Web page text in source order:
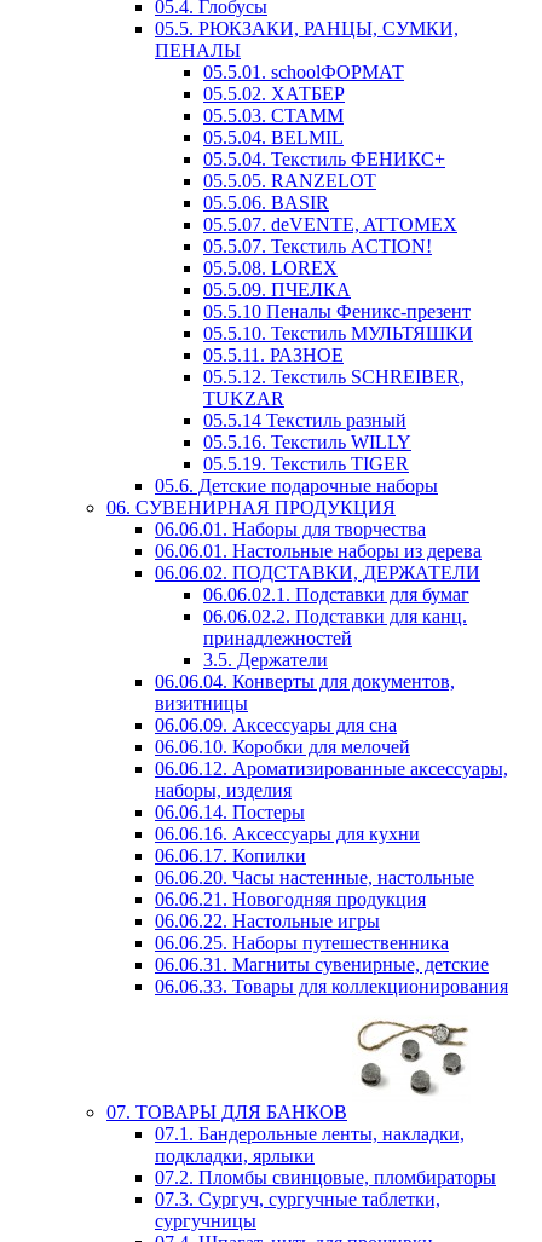
05.4. Глобусы
05.5. РЮКЗАКИ, РАНЦЫ, СУМКИ,
ПЕНАЛЫ
05.5.01. schoolФОРМАТ
05.5.02. ХАТБЕР
05.5.03. СТАММ
05.5.04. BELMIL
05.5.04. Текстиль ФЕНИКС+
05.5.05. RANZELOT
05.5.06. BASIR
05.5.07. deVENTE, ATTOMEX
05.5.07. Текстиль ACTION!
05.5.08. LOREX
05.5.09. ПЧЕЛКА
05.5.10 Пеналы Феникс-презент
05.5.10. Текстиль МУЛЬТЯШКИ
05.5.11. РАЗНОЕ
05.5.12. Текстиль SCHREIBER,
TUKZAR
05.5.14 Текстиль разный
05.5.16. Текстиль WILLY
05.5.19. Текстиль TIGER
05.6. Детские подарочные наборы
06. СУВЕНИРНАЯ ПРОДУКЦИЯ
06.06.01. Наборы для творчества
06.06.01. Настольные наборы из дерева
06.06.02. ПОДСТАВКИ, ДЕРЖАТЕЛИ
06.06.02.1. Подставки для бумаг
06.06.02.2. Подставки для канц.
принадлежностей
3.5. Держатели
06.06.04. Конверты для документов,
визитницы
06.06.09. Аксессуары для сна
06.06.10. Коробки для мелочей
06.06.12. Ароматизированные аксессуары,
наборы, изделия
06.06.14. Постеры
06.06.16. Аксессуары для кухни
06.06.17. Копилки
06.06.20. Часы настенные, настольные
06.06.21. Новогодняя продукция
06.06.22. Настольные игры
06.06.25. Наборы путешественника
06.06.31. Магниты сувенирные, детские
06.06.33. Товары для коллекционирования
07. ТОВАРЫ ДЛЯ БАНКОВ
07.1. Бандерольные ленты, накладки,
подкладки, ярлыки
07.2. Пломбы свинцовые, пломбираторы
07.3. Сургуч, сургучные таблетки,
сургучницы